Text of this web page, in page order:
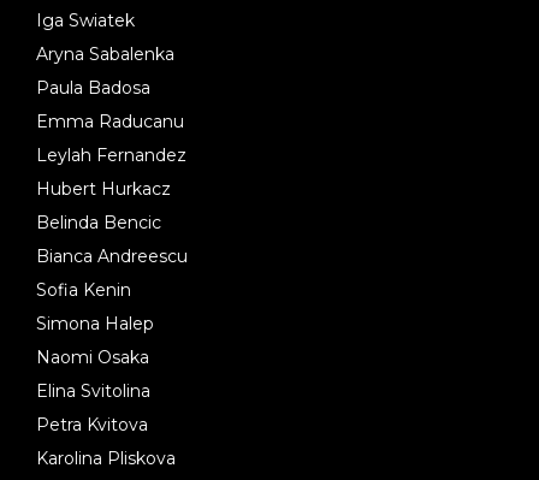
Iga Swiatek
Aryna Sabalenka
Paula Badosa
Emma Raducanu
Leylah Fernandez
Hubert Hurkacz
Belinda Bencic
Bianca Andreescu
Sofia Kenin
Simona Halep
Naomi Osaka
Elina Svitolina
Petra Kvitova
Karolina Pliskova